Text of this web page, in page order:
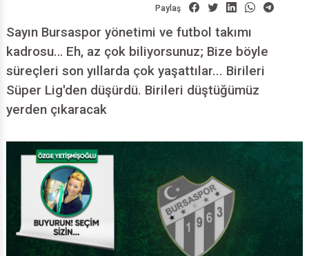
Paylaş
Sayın Bursaspor yönetimi ve futbol takımı
kadrosu… Eh, az çok biliyorsunuz; Bize böyle
süreçleri son yıllarda çok yaşattılar... Birileri
Süper Lig'den düşürdü. Birileri düştüğümüz
yerden çıkaracak